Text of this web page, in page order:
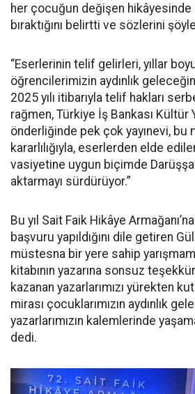
her çocuğun değişen hikâyesinde
bıraktığını belirtti ve sözlerini
“Eserlerinin telif gelirleri, yıllar
öğrencilerimizin aydınlık
2025 yılı itibarıyla telif hakları
rağmen, Türkiye İş Bankası Kültür
önderliğinde pek çok yayınevi, bu
kararlılığıyla, eserlerden elde
vasiyetine uygun biçimde
aktarmayı sürdürüyor.”
Bu yıl Sait Faik Hikâye
başvuru yapıldığını dile getiren
müstesna bir yere sahip
kitabının yazarına sonsuz
kazanan yazarlarımızı yürekten
mirası çocuklarımızın aydınlık
yazarlarımızın kalemlerinde
dedi.